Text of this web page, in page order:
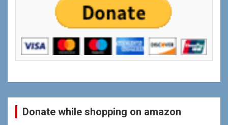
Donate while shopping on amazon